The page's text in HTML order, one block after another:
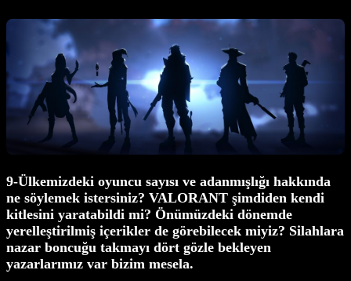
9-Ülkemizdeki oyuncu sayısı ve adanmışlığı hakkında
ne söylemek istersiniz? VALORANT şimdiden kendi
kitlesini yaratabildi mi? Önümüzdeki dönemde
yerelleştirilmiş içerikler de görebilecek miyiz? Silahlara
nazar boncuğu takmayı dört gözle bekleyen
yazarlarımız var bizim mesela.